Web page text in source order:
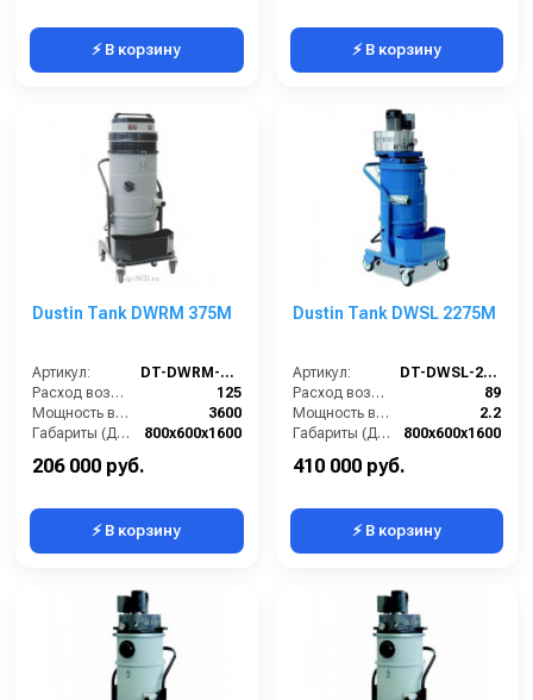
⚡ В корзину ⚡ В корзину
Dustin Tank DWRM 375M
Артикул:
DT-DWRM-375M
Расход воздуха (л/сек):
125
Мощность всасывающих турбин (Вт):
3600
Габариты (ДхШхВ):
800х600х1600
206 000 руб.
⚡ В корзину
Dustin Tank DWSL 2275M
Артикул:
DT-DWSL-2275M
Расход воздуха (л/сек):
89
Мощность всасывающих турбин (Вт):
2.2
Габариты (ДхШхВ):
800х600х1600
410 000 руб.
⚡ В корзину